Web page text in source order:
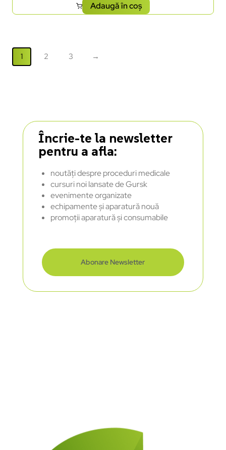
Adaugă în coș
1 2 3 →
Încrie-te la newsletter
pentru a afla:
noutăți despre proceduri medicale
cursuri noi lansate de Gursk
evenimente organizate
echipamente și aparatură nouă
promoții aparatură și consumabile
Abonare Newsletter